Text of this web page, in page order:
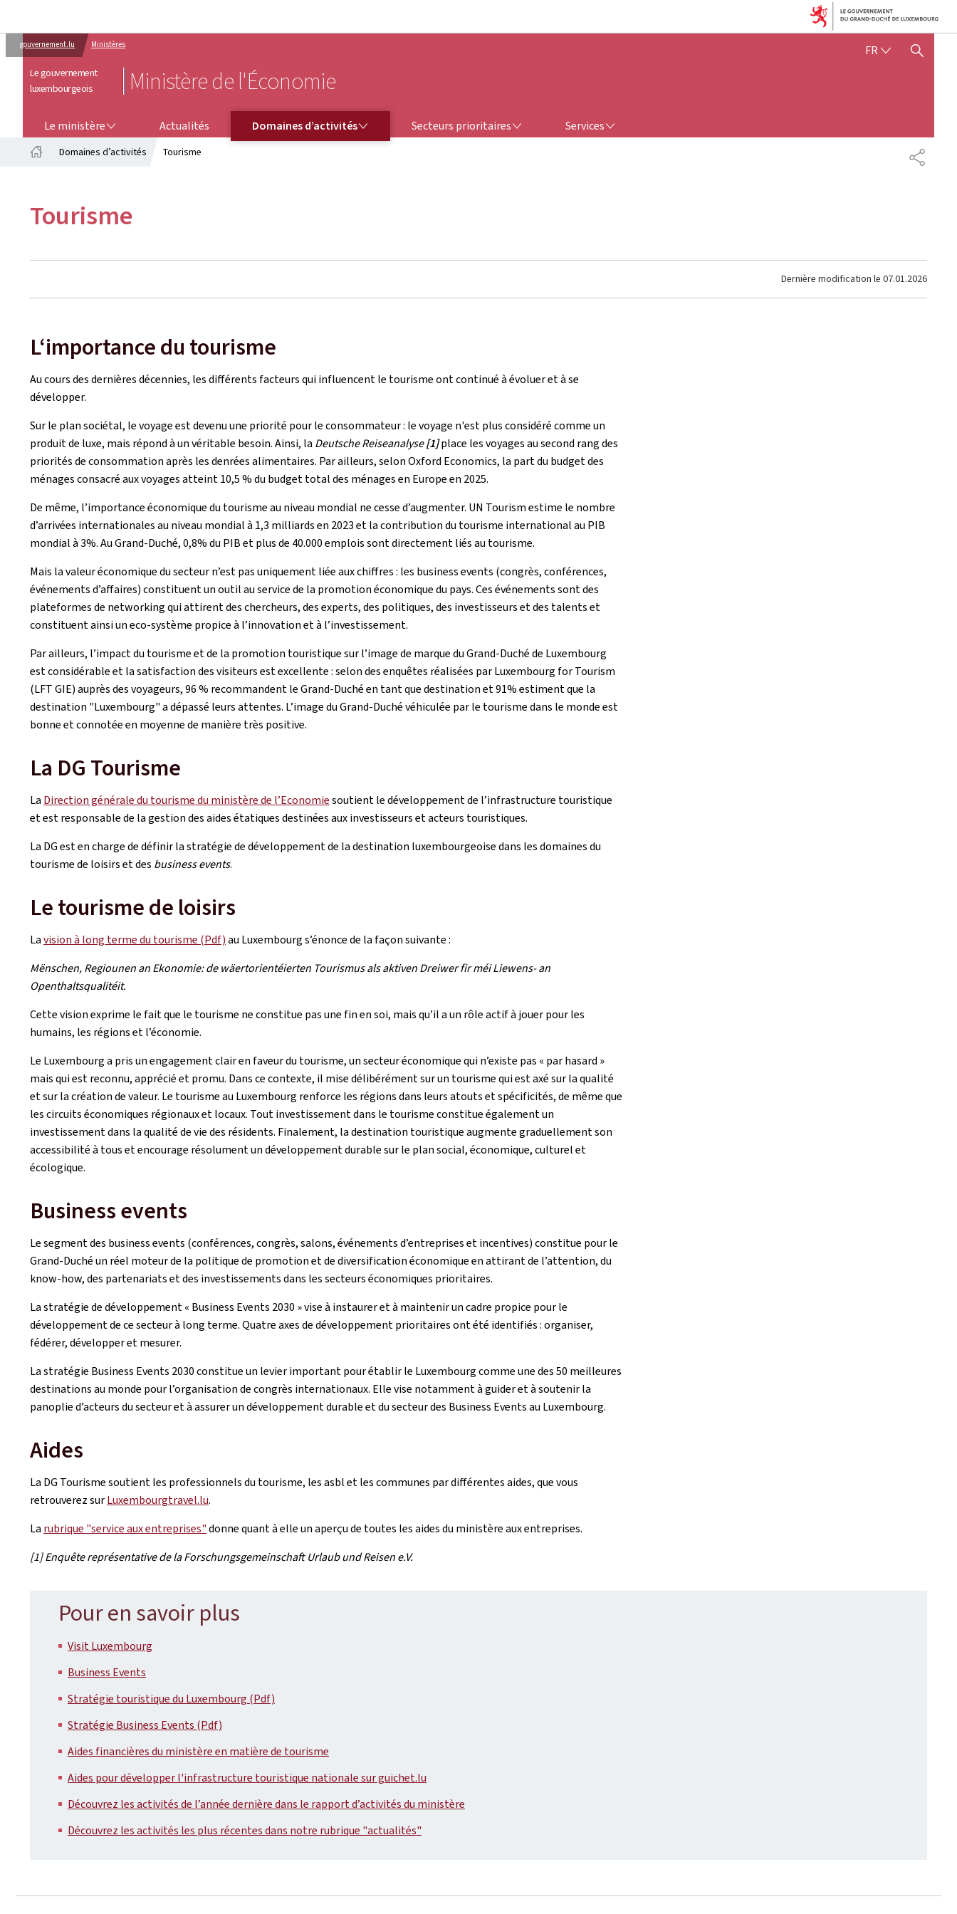
gouvernement.lu Ministères
Le gouvernement
luxembourgeois
Ministère de l'Économie
FR FRANÇAIS
AFFICHER / MASQUER
Le ministère Actualités Domaines d’activités Secteurs prioritaires Services
Domaines d’activités Tourisme
Tourisme
Dernière modification le 07.01.2026
L‘importance du tourisme
Au cours des dernières décennies, les différents facteurs qui influencent le tourisme ont continué à évoluer et à se
développer.
Sur le plan sociétal, le voyage est devenu une priorité pour le consommateur : le voyage n'est plus considéré comme un
produit de luxe, mais répond à un véritable besoin. Ainsi, la Deutsche Reiseanalyse[1]place les voyages au second rang des
priorités de consommation après les denrées alimentaires. Par ailleurs, selon Oxford Economics, la part du budget des
ménages consacré aux voyages atteint 10,5 % du budget total des ménages en Europe en 2025.
De même, l’importance économique du tourisme au niveau mondial ne cesse d’augmenter. UN Tourism estime le nombre
d’arrivées internationales au niveau mondial à 1,3 milliards en 2023 et la contribution du tourisme international au PIB
mondial à 3%. Au Grand-Duché, 0,8% du PIB et plus de 40.000 emplois sont directement liés au tourisme.
Mais la valeur économique du secteur n’est pas uniquement liée aux chiffres : les business events (congrès, conférences,
événements d’affaires) constituent un outil au service de la promotion économique du pays. Ces événements sont des
plateformes de networking qui attirent des chercheurs, des experts, des politiques, des investisseurs et des talents et
constituent ainsi un eco-système propice à l’innovation et à l’investissement.
Par ailleurs, l’impact du tourisme et de la promotion touristique sur l’image de marque du Grand-Duché de Luxembourg
est considérable et la satisfaction des visiteurs est excellente : selon des enquêtes réalisées par Luxembourg for Tourism
(LFT GIE) auprès des voyageurs, 96 % recommandent le Grand-Duché en tant que destination et 91% estiment que la
destination "Luxembourg" a dépassé leurs attentes. L’image du Grand-Duché véhiculée par le tourisme dans le monde est
bonne et connotée en moyenne de manière très positive.
La DG Tourisme
La Direction générale du tourisme du ministère de l’Economiesoutient le développement de l’infrastructure touristique
et est responsable de la gestion des aides étatiques destinées aux investisseurs et acteurs touristiques.
La DG est en charge de définir la stratégie de développement de la destination luxembourgeoise dans les domaines du
tourisme de loisirs et des business events.
Le tourisme de loisirs
Lavision à long terme du tourisme (Pdf)au Luxembourg s’énonce de la façon suivante :
Mënschen, Regiounen an Ekonomie: de wäertorientéierten Tourismus als aktiven Dreiwer fir méi Liewens- an
Openthaltsqualitéit.
Cette vision exprime le fait que le tourisme ne constitue pas une fin en soi, mais qu’il a un rôle actif à jouer pour les
humains, les régions et l’économie.
Le Luxembourg a pris un engagement clair en faveur du tourisme, un secteur économique qui n’existe pas « par hasard »
mais qui est reconnu, apprécié et promu. Dans ce contexte, il mise délibérément sur un tourisme qui est axé sur la qualité
et sur la création de valeur. Le tourisme au Luxembourg renforce les régions dans leurs atouts et spécificités, de même que
les circuits économiques régionaux et locaux. Tout investissement dans le tourisme constitue également un
investissement dans la qualité de vie des résidents. Finalement, la destination touristique augmente graduellement son
accessibilité à tous et encourage résolument un développement durable sur le plan social, économique, culturel et
écologique.
Business events
Le segment des business events (conférences, congrès, salons, événements d’entreprises et incentives) constitue pour le
Grand-Duché un réel moteur de la politique de promotion et de diversification économique en attirant de l’attention, du
know-how, des partenariats et des investissements dans les secteurs économiques prioritaires.
La stratégie de développement « Business Events 2030 » vise à instaurer et à maintenir un cadre propice pour le
développement de ce secteur à long terme. Quatre axes de développement prioritaires ont été identifiés : organiser,
fédérer, développer et mesurer.
La stratégie Business Events 2030 constitue un levier important pour établir le Luxembourg comme une des 50 meilleures
destinations au monde pour l’organisation de congrès internationaux. Elle vise notamment à guider et à soutenir la
panoplie d’acteurs du secteur et à assurer un développement durable et du secteur des Business Events au Luxembourg.
Aides
La DG Tourisme soutient les professionnels du tourisme, les asbl et les communes par différentes aides, que vous
retrouverez surLuxembourgtravel.lu.
La rubrique "service aux entreprises"donne quant à elle un aperçu de toutes les aides du ministère aux entreprises.
[1] Enquête représentative de la Forschungsgemeinschaft Urlaub und Reisen e.V.
Pour en savoir plus
Visit Luxembourg
Business Events
Stratégie touristique du Luxembourg (Pdf)
Stratégie Business Events (Pdf)
Aides financières du ministère en matière de tourisme
Aides pour développer l'infrastructure touristique nationale sur guichet.lu
Découvrez les activités de l’année dernière dans le rapport d’activités du ministère
Découvrez les activités les plus récentes dans notre rubrique "actualités"